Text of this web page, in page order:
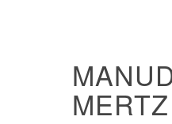
MERTZ